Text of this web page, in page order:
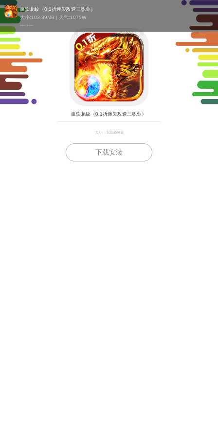
血饮龙纹（0.1折迷失攻速三职业）
大小：103.39MB
下载安装
血饮龙纹（0.1折迷失攻速三职业）
大小:103.39MB | 人气:1075W
经典迷失三职业传奇！